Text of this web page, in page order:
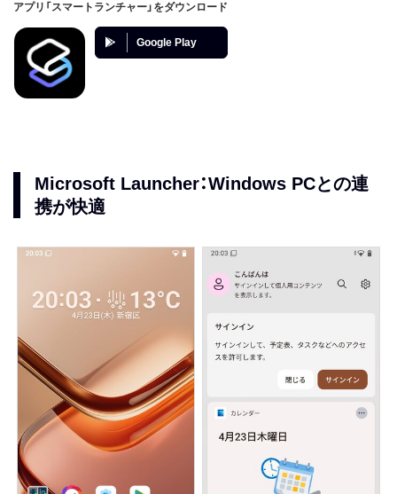
アプリ「スマートランチャー」をダウンロード
Google Play
Microsoft Launcher：Windows PCとの連
携が快適